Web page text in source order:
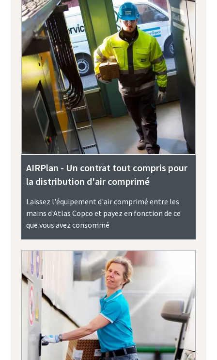
AIRPlan - Un contrat tout compris pour
la distribution d'air comprimé
Laissez l'équipement d'air comprimé entre les
mains d'Atlas Copco et payez en fonction de ce
que vous avez consommé